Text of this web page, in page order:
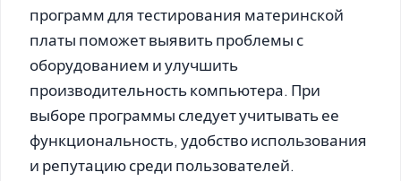
программ для тестирования материнской
платы поможет выявить проблемы с
оборудованием и улучшить
производительность компьютера. При
выборе программы следует учитывать ее
функциональность, удобство использования
и репутацию среди пользователей.